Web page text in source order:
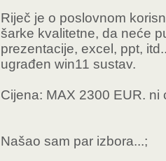
Riječ je o poslovnom
šarke kvalitetne, da neće
prezentacije, excel, ppt,
ugrađen win11 sustav.
Cijena: MAX 2300 EUR. ni
Našao sam par izbora...;